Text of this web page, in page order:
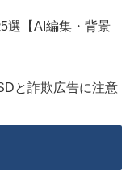
選【AI編集・背景
と詐欺広告に注意